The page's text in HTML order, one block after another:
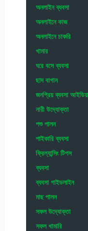
অনলাইন ব্যবসা
অনলাইনে কাজ
অনলাইনে চাকরি
খামার
ঘরে বসে ব্যবসা
ছাদ বাগান
জনপ্রিয় ব্যবসা
নারী উদ্যোক্তা
পশু পালন
পাইকারি ব্যবসা
ফ্রিল্যান্সিং টিপস
ব্যবসা
ব্যবসা গাইডলাইন
মাছ পালন
সফল উদ্যোক্তা
সফল খামারি